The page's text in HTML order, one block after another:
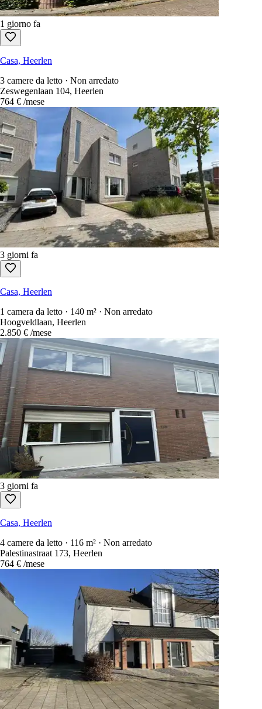
1 giorno fa
Casa, Heerlen
3 camere da letto · Non arredato
Zeswegenlaan 104, Heerlen
764 € /mese
3 giorni fa
Casa, Heerlen
1 camera da letto · 140 m² · Non arredato
Hoogveldlaan, Heerlen
2.850 € /mese
3 giorni fa
Casa, Heerlen
4 camere da letto · 116 m² · Non arredato
Palestinastraat 173, Heerlen
764 € /mese